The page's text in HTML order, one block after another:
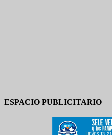
ESPACIO PUBLICITARIO